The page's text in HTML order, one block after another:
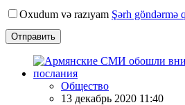
Oxudum və razıyam Şərh göndərmə
Отправить
Общество
13 декабрь 2020 11:40